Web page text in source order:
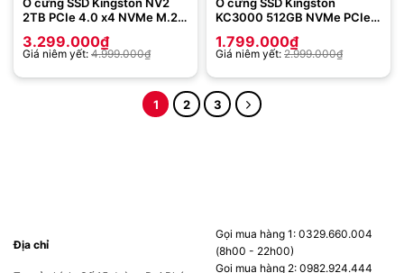
2TB PCIe 4.0 x4 NVMe M.2
3.299.000₫
Giá niêm yết: 4.999.000₫
KC3000 512GB NVMe PCIe
1.799.000₫
Giá niêm yết: 2.999.000₫
1 2 3
Địa chỉ
Gọi mua hàng 1: 0329.660.004
(8h00 - 22h00)
Gọi mua hàng 2: 0982.924.444